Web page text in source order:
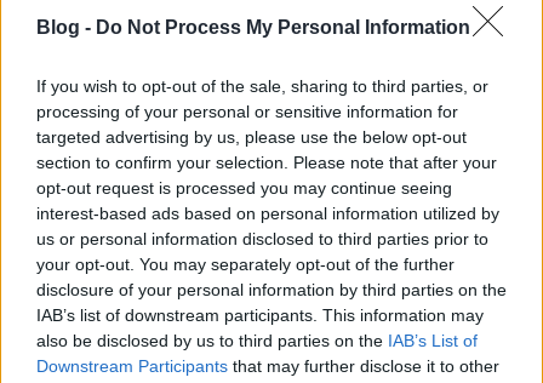
Blog - Do Not Process My Personal Information
If you wish to opt-out of the sale, sharing to third parties, or
processing of your personal or sensitive information for
targeted advertising by us, please use the below opt-out
section to confirm your selection. Please note that after your
opt-out request is processed you may continue seeing
interest-based ads based on personal information utilized by
us or personal information disclosed to third parties prior to
your opt-out. You may separately opt-out of the further
disclosure of your personal information by third parties on the
IAB’s list of downstream participants. This information may
also be disclosed by us to third parties on the IAB’s List of
Downstream Participants that may further disclose it to other
Mindenkinek be kell látnia, hogy a brazil szárazföldi
erőket népszerűsíteni hivatott telefonkártyás posztot
testvérposztnak, aminek most jött el az ideje. Nem
állítom, hogy a Força Aérea Brasileira a világ
élvonalába tartozik, de…
Telefonkártyák - A brazil szárazföldi
erők (x)
tiboru•2008. szeptember 08.
Szemfüles olvasóink egy része már tudja, hogy
tiboru aa. egyik szenvedélye (azon kívül) a tematikus